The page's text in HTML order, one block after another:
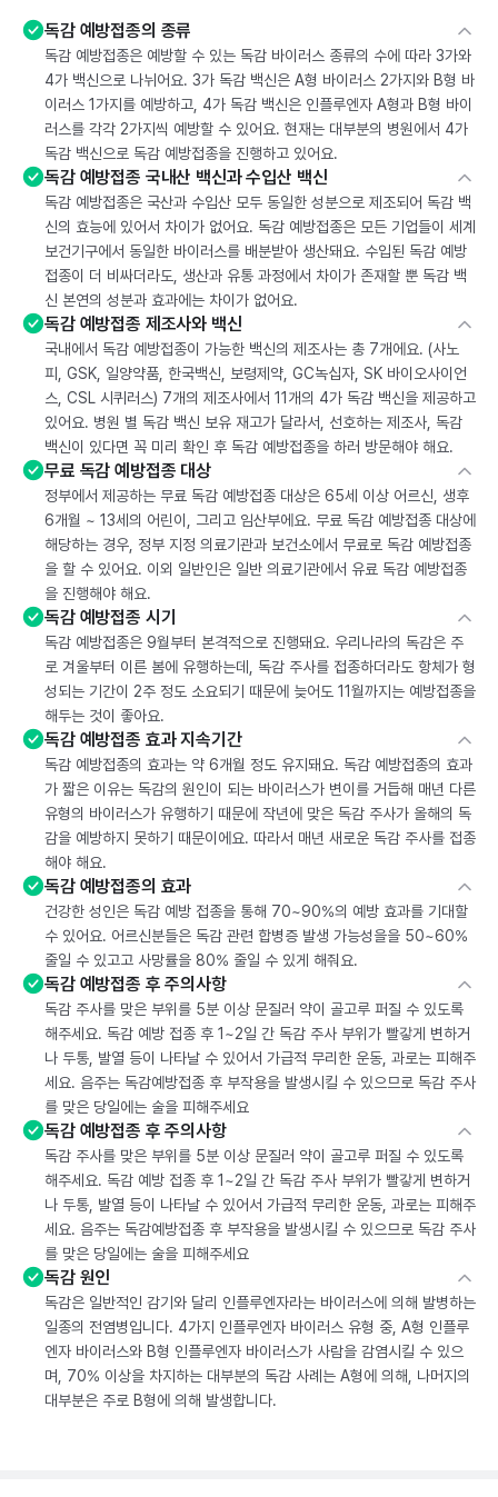
독감 예방접종의 종류
독감 예방접종은 예방할 수 있는 독감 바이러스 종류의 수에 따라 3가와
4가 백신으로 나뉘어요. 3가 독감 백신은 A형 바이러스 2가지와 B형 바
이러스 1가지를 예방하고, 4가 독감 백신은 인플루엔자 A형과 B형 바이
러스를 각각 2가지씩 예방할 수 있어요. 현재는 대부분의 병원에서 4가
독감 백신으로 독감 예방접종을 진행하고 있어요.
독감 예방접종 국내산 백신과 수입산 백신
독감 예방접종은 국산과 수입산 모두 동일한 성분으로 제조되어 독감 백
신의 효능에 있어서 차이가 없어요. 독감 예방접종은 모든 기업들이 세계
보건기구에서 동일한 바이러스를 배분받아 생산돼요. 수입된 독감 예방
접종이 더 비싸더라도, 생산과 유통 과정에서 차이가 존재할 뿐 독감 백
신 본연의 성분과 효과에는 차이가 없어요.
독감 예방접종 제조사와 백신
국내에서 독감 예방접종이 가능한 백신의 제조사는 총 7개에요. (사노
피, GSK, 일양약품, 한국백신, 보령제약, GC녹십자, SK 바이오사이언
스, CSL 시퀴러스) 7개의 제조사에서 11개의 4가 독감 백신을 제공하고
있어요. 병원 별 독감 백신 보유 재고가 달라서, 선호하는 제조사, 독감
백신이 있다면 꼭 미리 확인 후 독감 예방접종을 하러 방문해야 해요.
무료 독감 예방접종 대상
정부에서 제공하는 무료 독감 예방접종 대상은 65세 이상 어르신, 생후
6개월 ~ 13세의 어린이, 그리고 임산부에요. 무료 독감 예방접종 대상에
해당하는 경우, 정부 지정 의료기관과 보건소에서 무료로 독감 예방접종
을 할 수 있어요. 이외 일반인은 일반 의료기관에서 유료 독감 예방접종
을 진행해야 해요.
독감 예방접종 시기
독감 예방접종은 9월부터 본격적으로 진행돼요. 우리나라의 독감은 주
로 겨울부터 이른 봄에 유행하는데, 독감 주사를 접종하더라도 항체가 형
성되는 기간이 2주 정도 소요되기 때문에 늦어도 11월까지는 예방접종을
해두는 것이 좋아요.
독감 예방접종 효과 지속기간
독감 예방접종의 효과는 약 6개월 정도 유지돼요. 독감 예방접종의 효과
가 짧은 이유는 독감의 원인이 되는 바이러스가 변이를 거듭해 매년 다른
유형의 바이러스가 유행하기 때문에 작년에 맞은 독감 주사가 올해의 독
감을 예방하지 못하기 때문이에요. 따라서 매년 새로운 독감 주사를 접종
해야 해요.
독감 예방접종의 효과
건강한 성인은 독감 예방 접종을 통해 70~90%의 예방 효과를 기대할
수 있어요. 어르신분들은 독감 관련 합병증 발생 가능성을을 50~60%
줄일 수 있고고 사망률을 80% 줄일 수 있게 해줘요.
독감 예방접종 후 주의사항
독감 주사를 맞은 부위를 5분 이상 문질러 약이 골고루 퍼질 수 있도록
해주세요. 독감 예방 접종 후 1~2일 간 독감 주사 부위가 빨갛게 변하거
나 두통, 발열 등이 나타날 수 있어서 가급적 무리한 운동, 과로는 피해주
세요. 음주는 독감예방접종 후 부작용을 발생시킬 수 있으므로 독감 주사
를 맞은 당일에는 술을 피해주세요
독감 예방접종 후 주의사항
독감 주사를 맞은 부위를 5분 이상 문질러 약이 골고루 퍼질 수 있도록
해주세요. 독감 예방 접종 후 1~2일 간 독감 주사 부위가 빨갛게 변하거
나 두통, 발열 등이 나타날 수 있어서 가급적 무리한 운동, 과로는 피해주
세요. 음주는 독감예방접종 후 부작용을 발생시킬 수 있으므로 독감 주사
를 맞은 당일에는 술을 피해주세요
독감 원인
독감은 일반적인 감기와 달리 인플루엔자라는 바이러스에 의해 발병하는
일종의 전염병입니다. 4가지 인플루엔자 바이러스 유형 중, A형 인플루
엔자 바이러스와 B형 인플루엔자 바이러스가 사람을 감염시킬 수 있으
며, 70% 이상을 차지하는 대부분의 독감 사례는 A형에 의해, 나머지의
대부분은 주로 B형에 의해 발생합니다.